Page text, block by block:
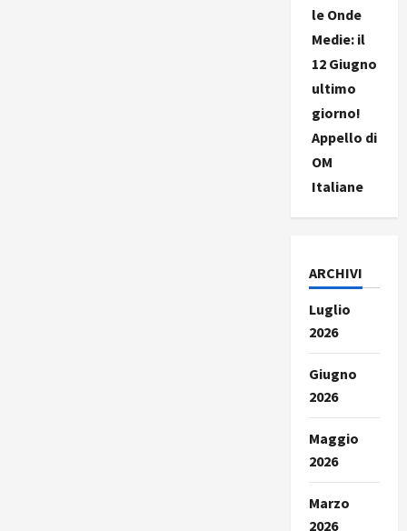
le Onde
Medie: il
12 Giugno
ultimo
giorno!
Appello di
OM
Italiane
ARCHIVI
Luglio
2026
Giugno
2026
Maggio
2026
Marzo
2026